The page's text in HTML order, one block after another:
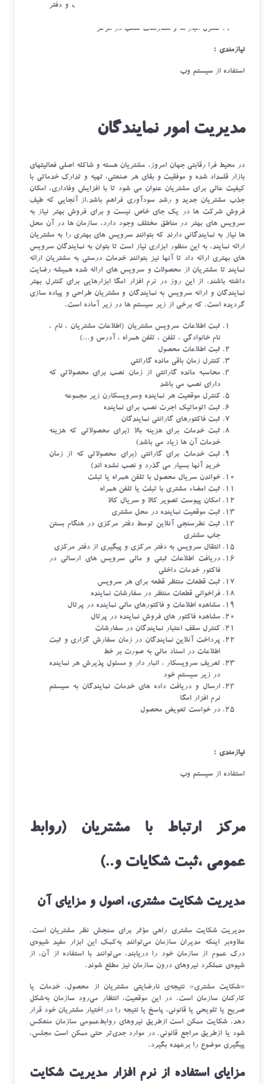
درخواست تامین برای انبار ها برای شعب مختلف و دفتر
کنترل انبار ها و سفارشات شعب در مرکز
نیازمندی :
استفاده از سیستم وب
مدیریت امور نمایندگان
در محیط فرا رقابتی جهان امروز، مشتریان هسته و شاکله اصلی فعالیت­های
بازار قلمداد شده و موفقیت و بقای هر صنعتی، تهیه و تدارک خدماتی با
کیفیت عالی برای مشتریان عنوان می شود تا با افزایش وفاداری، امکان
جذب مشتریان جدید و رشد سودآوری فراهم باشد.از آنجایی که طیف
فروش شرکت ها در یک جای خاص نیست و برای فروش بهتر نیاز به
سرویس های بهتر در مناطق مختلف وجود دارد، سازمان ها در آن محل
ها نیاز به نمایندگانی دارند که بتوانند سرویس های بهتری را به مشتریان
ارائه نمایند، به این منظور ابزاری نیاز است تا بتوان به نمایندگان سرویس
های بهتری ارائه داد تا آنها نیز بتوانند خدمات درستی به مشتریان ارائه
نمایند تا مشتریان از محصولات و سرویس های ارائه شده همیشه رضایت
داشته باشند، از این روز در نرم افزار امگا ابزارهایی برای کنترل بهتر
نمایندگان و ارانه سرویس به نمایندگان و مشتریان طراحی و پیاده سازی
گردیده است. که برخی از زیر سیستم ها در زیر آماده است.
ثبت اطلاعات سرویس مشتریان (اطلاعات مشتریان ، نام ،
نام خانوادگی ، تلفن ، تلفن همراه ، آدرس و...)
ثبت اطلاعات محصول
کنترل زمان باقی مانده گارانتی
محاسبه مانده گارانتی از زمان نصب برای محصولاتی که
دارای نصب می باشد
کنترل موقعیت هر نماینده وسرویسکارن زیر مجموعه
ثبت اتوماتیک اجرت نصب برای نماینده
ثبت فاکتورهای گارانتی نمایندگان
ثبت خدمات برای هزینه بالا (برای محصولاتی که هزینه
خدمات آن ها زیاد می باشد)
ثبت خدمات برای گارانتی (برای محصولاتی که از زمان
خرید آنها بسیار می گذرد و نصب نشده اند)
خواندن سریال محصول با تلفن همراه یا تبلت
ثبت امضاء مشتری با تبلت یا تلفن همراه
امکان پیوست تصویر کالا و سریال کالا
ثبت موقعیت نماینده در محل مشتری
ثبت نطرسنجی آنلاین توسط دفتر مرکزی در هنگام بستن
جاب مشتری
انتقال سرویس به دفتر مرکزی و پیگیری از دفتر مرکزی
دریافت اطلاعات ثبتی و مالی سرویس های ارسالی در
فاکتور خدمات داخلی
ثبت قطعات منتظر قطعه برای هر سرویس
فراخوانی قطعات منتظر در سفارشات نماینده
مشاهده اطلاعات و فاکتورهای مالی نماینده در پرتال
مشاهده فاکتور های فروش نماینده در پرتال
کنترل سقف اعتبار نمایندگان در سفارشات
پرداخت آنلاین نمایندگان در زمان سفارش گزاری و ثبت
اطلاعات در اسناد مالی به صورت بر خط
تعریف سرویسکار ، انبار دار و مسئول پذیرش هر نماینده
در زیر سیستم خود
ارسال و دریافت داده های خدمات نمایندگان به سیستم
نرم افزار امگا
در خواست تعویض محصول
نیازمندی :
استفاده از سیستم وب
مرکز ارتباط با مشتریان (روابط
عمومی ،ثبت شکایات و..)
مدیریت شکایت مشتری، اصول و مزایای آن
مدیریت شکایت مشتری راهی مؤثر برای سنجش نظر مشتریان است.
علاوه‌بر اینکه مدیران سازمان می‌توانند به‌کمک این ابزار مفید شیوه‌ی
درک عموم از سازمان خود را دریابند، می‌توانند با استفاده از آن، از
شیوه‌ی عملکرد نیروهای درون سازمان نیز مطلع شوند.
«شکایت مشتری» نتیجه‌ی نارضایتی مشتریان از محصول، خدمات یا
کارکنان سازمان است. در این موقعیت، انتظار می‌رود سازمان به‌شکل
صریح یا تلویحی یا قانونی، پاسخ یا نتیجه‌ را در اختیار مشتریان خود قرار
دهد. شکایت ممکن است ازطریق نیروهای روابط‌عمومی سازمان منعکس
شود یا ازطریق مراجع قانونی. در موارد جدی‌تر حتی ممکن است مجلس،
پیگیری موضوع را برعهده بگیرد.
مزایای استفاده از نرم افزار مدیریت شکایت